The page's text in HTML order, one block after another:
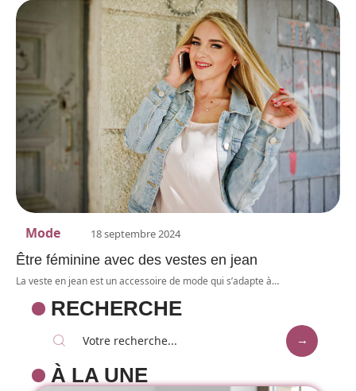
Mode 18 septembre 2024
Être féminine avec des vestes en jean
La veste en jean est un accessoire de mode qui s’adapte à…
RECHERCHE
À LA UNE